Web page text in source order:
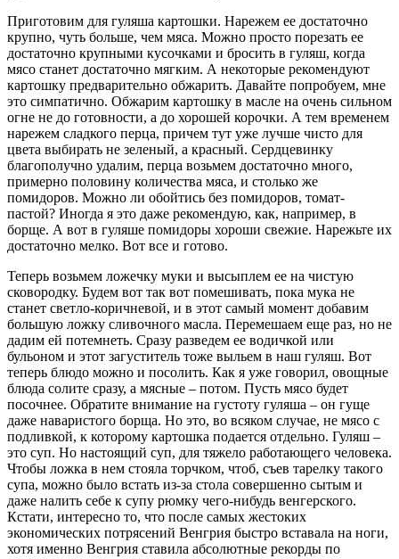
Приготовим для гуляша картошки. Нарежем ее достаточно
крупно, чуть больше, чем мяса. Можно просто порезать ее
достаточно крупными кусочками и бросить в гуляш, когда
мясо станет достаточно мягким. А некоторые рекомендуют
картошку предварительно обжарить. Давайте попробуем, мне
это симпатично. Обжарим картошку в масле на очень сильном
огне не до готовности, а до хорошей корочки. А тем временем
нарежем сладкого перца, причем тут уже лучше чисто для
цвета выбирать не зеленый, а красный. Сердцевинку
благополучно удалим, перца возьмем достаточно много,
примерно половину количества мяса, и столько же
помидоров. Можно ли обойтись без помидоров, томат-
пастой? Иногда я это даже рекомендую, как, например, в
борще. А вот в гуляше помидоры хороши свежие. Нарежьте их
достаточно мелко. Вот все и готово.
Теперь возьмем ложечку муки и высыплем ее на чистую
сковородку. Будем вот так вот помешивать, пока мука не
станет светло-коричневой, и в этот самый момент добавим
большую ложку сливочного масла. Перемешаем еще раз, но не
дадим ей потемнеть. Сразу разведем ее водичкой или
бульоном и этот загуститель тоже выльем в наш гуляш. Вот
теперь блюдо можно и посолить. Как я уже говорил, овощные
блюда солите сразу, а мясные – потом. Пусть мясо будет
посочнее. Обратите внимание на густоту гуляша – он гуще
даже наваристого борща. Но это, во всяком случае, не мясо с
подливкой, к которому картошка подается отдельно. Гуляш –
это суп. Но настоящий суп, для тяжело работающего человека.
Чтобы ложка в нем стояла торчком, чтоб, съев тарелку такого
супа, можно было встать из-за стола совершенно сытым и
даже налить себе к супу рюмку чего-нибудь венгерского.
Кстати, интересно то, что после самых жестоких
экономических потрясений Венгрия быстро вставала на ноги,
хотя именно Венгрия ставила абсолютные рекорды по